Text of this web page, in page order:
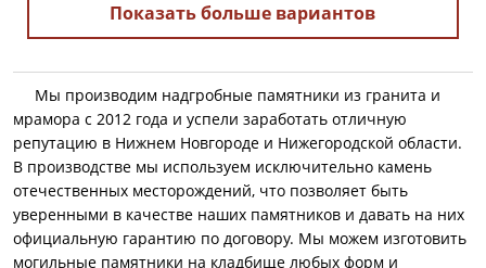
Показать больше вариантов
Мы производим надгробные памятники из гранита и
мрамора с 2012 года и успели заработать отличную
репутацию в Нижнем Новгороде и Нижегородской области.
В производстве мы используем исключительно камень
отечественных месторождений, что позволяет быть
уверенными в качестве наших памятников и давать на них
официальную гарантию по договору. Мы можем изготовить
могильные памятники на кладбище любых форм и